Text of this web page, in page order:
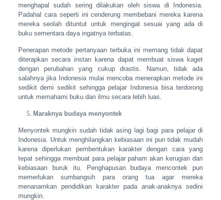
menghapal sudah sering dilakukan oleh siswa di Indonesia.
Padahal cara seperti ini cenderung membebani mereka karena
mereka seolah dituntut untuk mengingat sesuai yang ada di
buku sementara daya ingatnya terbatas.
Penerapan metode pertanyaan terbuka ini memang tidak dapat
diterapkan secara instan karena dapat membuat siswa kaget
dengan perubahan yang cukup drastis. Namun, tidak ada
salahnya jika Indonesia mulai mencoba menerapkan metode ini
sedikit demi sedikit sehingga pelajar Indonesia bisa terdorong
untuk memahami buku dan ilmu secara lebih luas.
Maraknya budaya menyontek
Menyontek mungkin sudah tidak asing lagi bagi para pelajar di
Indonesia. Untuk menghilangkan kebiasaan ini pun tidak mudah
karena diperlukan pembentukan karakter dengan cara yang
tepat sehingga membuat para pelajar paham akan kerugian dari
kebiasaan buruk itu. Penghapusan budaya mencontek pun
memerlukan sumbangsih para orang tua agar mereka
menanamkan pendidikan karakter pada anak-anaknya sedini
mungkin.